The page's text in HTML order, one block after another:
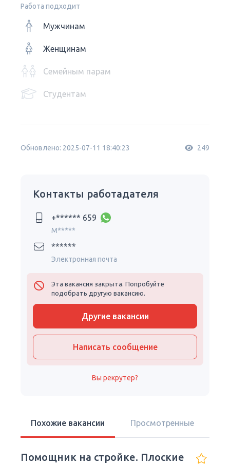
Работа подходит
Мужчинам
Женщинам
Семейным парам
Студентам
Обновлено: 2025-07-11 18:40:23 249
Контакты работадателя
+****** 659
M*****
******
Электронная почта
Эта вакансия закрыта. Попробуйте
подобрать другую вакансию.
Другие вакансии
Написать сообщение
Вы рекрутер?
Похожие вакансии Просмотренные
Помощник на стройке. Плоские